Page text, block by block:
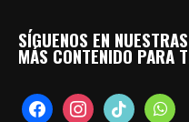
SÍGUENOS EN
MÁS CONTENIDO PARA
facebookinstagramtiktok